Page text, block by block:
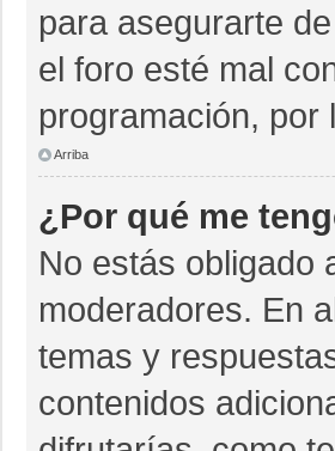
para asegurarte
el foro esté mal
programación,
Arriba
¿Por qué me
No estás obligado
moderadores. En
temas y
contenidos